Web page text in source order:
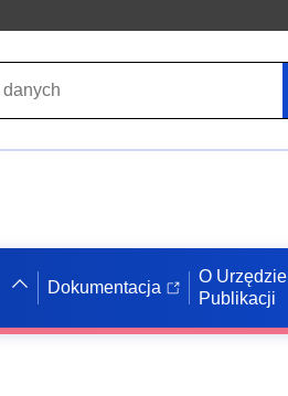
Dokumentacja
O Urzędzie
Publikacji